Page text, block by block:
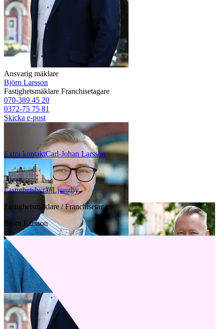
Ansvarig mäklare
Björn Larsson
Fastighetsmäklare Franchisetagare
070-389 45 20
0372-75 75 81
Skicka e-post
Extra kontaktCarl-Johan Larsson
FastighetsbyrånLjungby
Fastighetsmäklare / Franchisetagare
Björn Larsson